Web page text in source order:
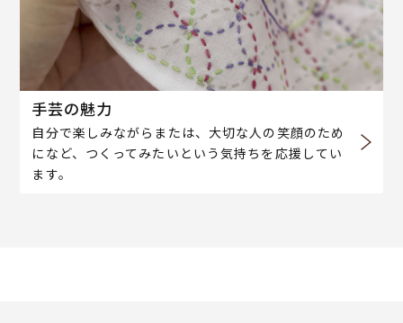
手芸の魅力
自分で楽しみながらまたは、大切な人の笑顔のため
になど、つくってみたいという気持ちを応援してい
ます。